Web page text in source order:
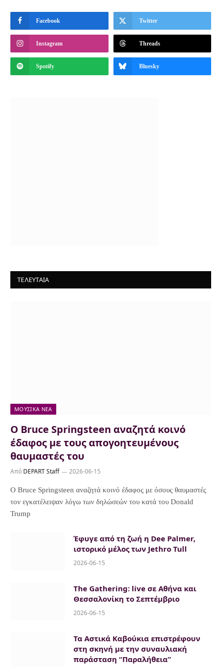
Facebook Twitter
Instagram Threads
Spotify Bluesky
ΤΕΛΕΥΤΑΙΑ
ΜΟΥΣΙΚΆ ΝΈΑ
Ο Bruce Springsteen αναζητά κοινό
έδαφος με τους απογοητευμένους
θαυμαστές του
Από DEPART Staff 2026-06-15
Ο Bruce Springsteen αναζητά κοινό έδαφος με όσους θαυμαστές
τον εγκατέλειψαν λόγω των δηλώσεών του κατά του Donald
Trump
Έφυγε από τη ζωή η Dee Palmer,
ιστορικό μέλος των Jethro Tull
2026-06-15
The Gathering: live σε Αθήνα και
Θεσσαλονίκη το Σεπτέμβριο
2026-06-15
Τα Αστικά Καβούκια επιστρέφουν
στη σκηνή με την συναυλιακή
παράσταση “Παραλήθεια”